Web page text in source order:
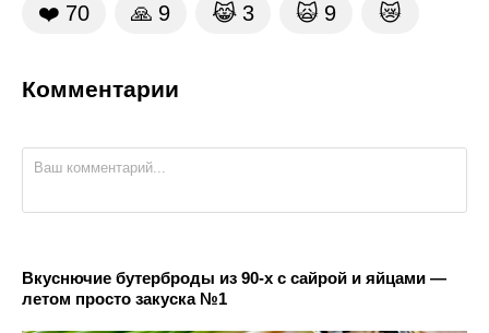
❤️ 70 🙏 9 😹 3 🙀 9 😿
Комментарии
Вкуснючие бутерброды из 90-х с сайрой и яйцами —
летом просто закуска №1